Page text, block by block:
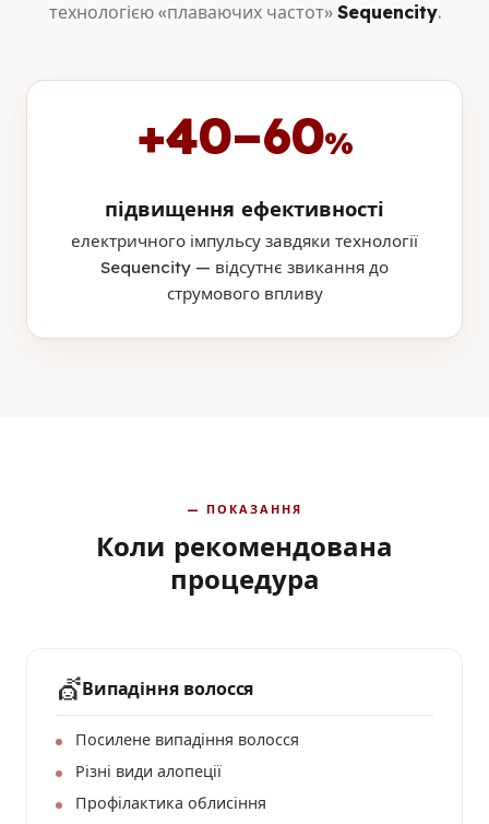
технологією «плаваючих частот» Sequencity.
+40–60%
підвищення ефективності
електричного імпульсу завдяки технології
Sequencity — відсутнє звикання до
струмового впливу
— ПОКАЗАННЯ
Коли рекомендована
процедура
💇Випадіння волосся
Посилене випадіння волосся
Різні види алопеції
Профілактика облисіння